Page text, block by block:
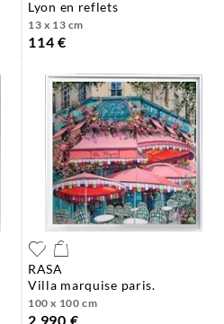
lyon en reflets
13 x 13 cm
114 €
RASA
villa marquise paris.
100 x 100 cm
2 990 €